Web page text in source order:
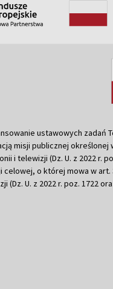
ustawowych zadań
misji publicznej określonej
i telewizji (Dz. U. z 2022 r.
celowej, o której mowa w art.
(Dz. U. z 2022 r. poz. 1722